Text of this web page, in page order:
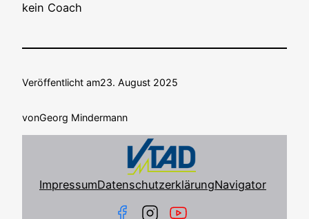
kein Coach
Veröffentlicht am23. August 2025
vonGeorg Mindermann
ImpressumDatenschutzerklärungNavigator